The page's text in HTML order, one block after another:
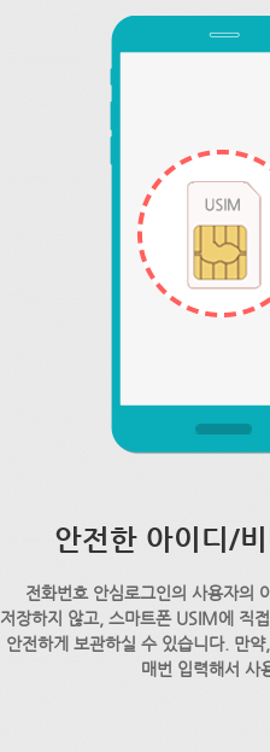
안전한 아이디/
전화번호 안심로그인의 사용자의
저장하지 않고, 스마트폰 USIM에 직
안전하게 보관하실 수 있습니다. 만
매번 입력해서 사